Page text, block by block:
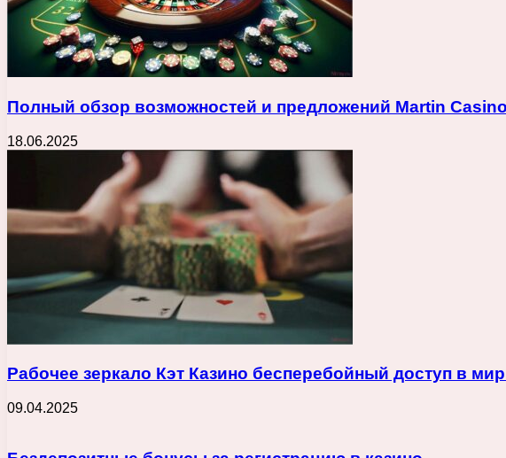
Полный обзор возможностей и предложений Martin
18.06.2025
Рабочее зеркало Кэт Казино бесперебойный доступ в
09.04.2025